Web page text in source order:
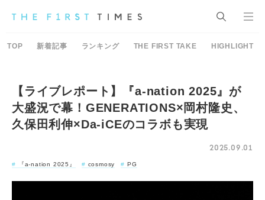
TOP 新着記事 ランキング THE FIRST TAKE HIGHLIGHT
【ライブレポート】『a-nation 2025』が
大盛況で幕！GENERATIONS×岡村隆史、
久保田利伸×Da-iCEのコラボも実現
2025.09.01
『a-nation 2025』 cosmosy PG